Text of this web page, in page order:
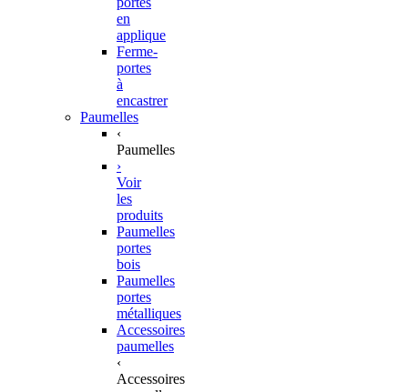
en
applique
Ferme-
portes
à
encastrer
Paumelles
‹
Paumelles
›
Voir
les
produits
Paumelles
portes
bois
Paumelles
portes
métalliques
Accessoires
paumelles
‹
Accessoires